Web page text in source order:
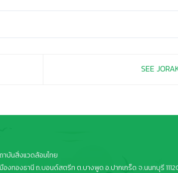
SEE
บันสิ่งแวดล้อมไทย
มืองทองธานี ถ.บอนด์สตรีท ต.บางพูด อ.ปากเกร็ด จ.นนทบุรี